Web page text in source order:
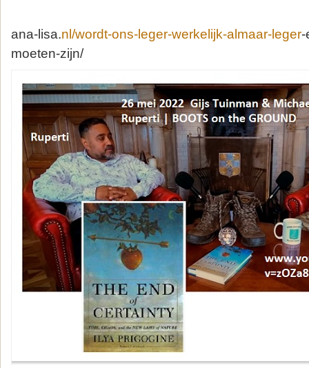
ana-lisa.nl/wordt-ons-leger-werkelijk-almaar-leger-
moeten-zijn/